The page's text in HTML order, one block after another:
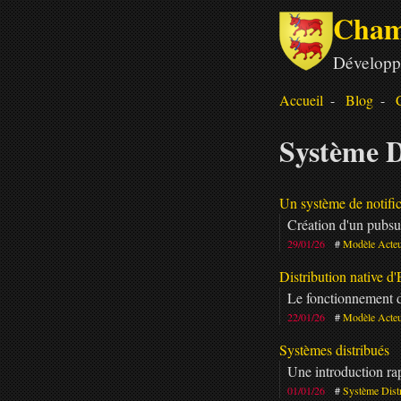
Accueil Blog
Système
Un système de
Création d'un
29/01/26 Modèle
Distribution native
Le fonctionnement
22/01/26 Modèle
Systèmes distribués
Une introduction
01/01/26 Système